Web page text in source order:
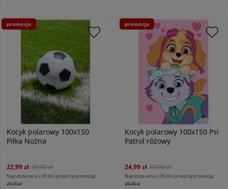
Kocyk polarowy 100x150
Piłka Nożna
22,99 zł 29,00 zł
Najniższa cena z 30 dni przed tą promocją:
29,00 zł
promocja
Kocyk polarowy 100x150 Psi
Patrol różowy
24,99 zł 39,00 zł
Najniższa cena z 30 dni przed tą promocją:
39,00 zł
promocja